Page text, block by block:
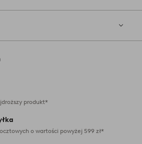
produkt*
o wartości powyżej 599 zł*